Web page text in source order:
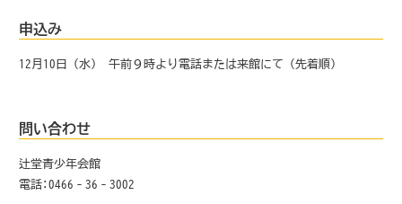
申込み
12月10日（水） 午前９時より電話または来館にて（先着順）
問い合わせ
辻堂青少年会館
電話:0466‐36‐3002